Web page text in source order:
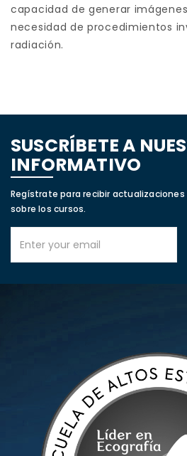
capacidad de generar
necesidad de procedimientos
radiación.
SUSCRÍBETE A
INFORMATIVO
Regístrate para recibir
sobre los cursos.